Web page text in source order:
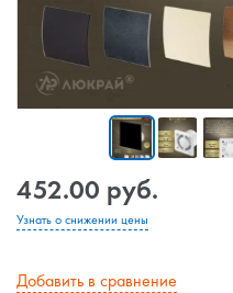
452.00 руб.
Узнать о снижении цены
Добавить в сравнение